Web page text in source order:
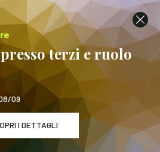
terzi e ruolo
09
I DETTAGLI